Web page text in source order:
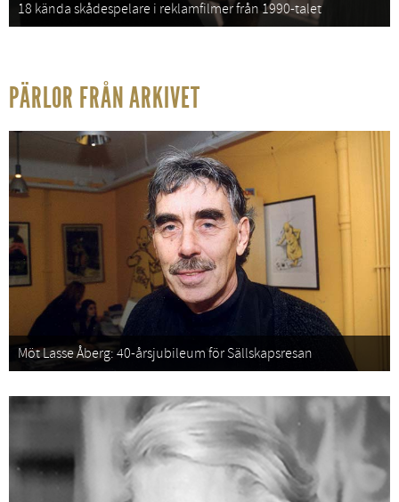
18 kända skådespelare i reklamfilmer från 1990-talet
PÄRLOR FRÅN ARKIVET
Möt Lasse Åberg: 40-årsjubileum för Sällskapsresan